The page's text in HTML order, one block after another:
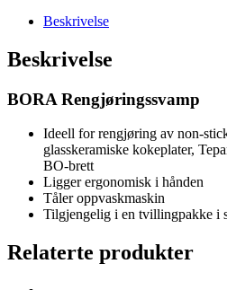
Beskrivelse
Beskrivelse
BORA Rengjøringssvamp
Ideell for rengjøring av non-
glasskeramiske kokeplater,
BO-brett
Ligger ergonomisk i hånden
Tåler oppvaskmaskin
Tilgjengelig i en tvillingpakke i
Relaterte produkter